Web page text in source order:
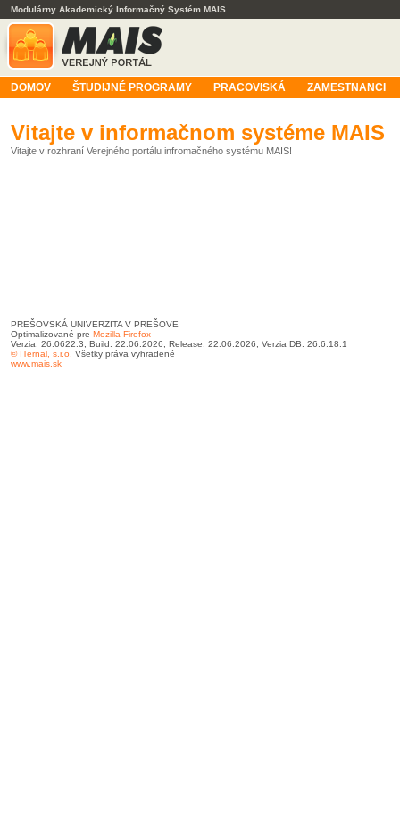
Modulárny Akademický Informačný Systém MAIS
DOMOV ŠTUDIJNÉ PROGRAMY PRACOVISKÁ ZAMESTNANCI
Vitajte v informačnom systéme MAIS
Vitajte v rozhraní Verejného portálu infromačného systému MAIS!
PREŠOVSKÁ UNIVERZITA V PREŠOVE
Optimalizované pre Mozilla Firefox
Verzia: 26.0622.3, Build: 22.06.2026, Release: 22.06.2026, Verzia DB: 26.6.18.1
© ITernal, s.r.o. Všetky práva vyhradené
www.mais.sk